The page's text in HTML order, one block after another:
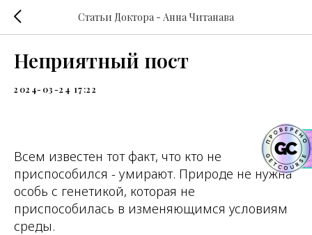
Статьи Доктора - Анна Читанава
Неприятный пост
2024-03-24 17:22
Всем известен тот факт, что кто не
приспособился - умирают. Природе не нужна
особь с генетикой, которая не
приспособилась в изменяющимся условиям
среды.